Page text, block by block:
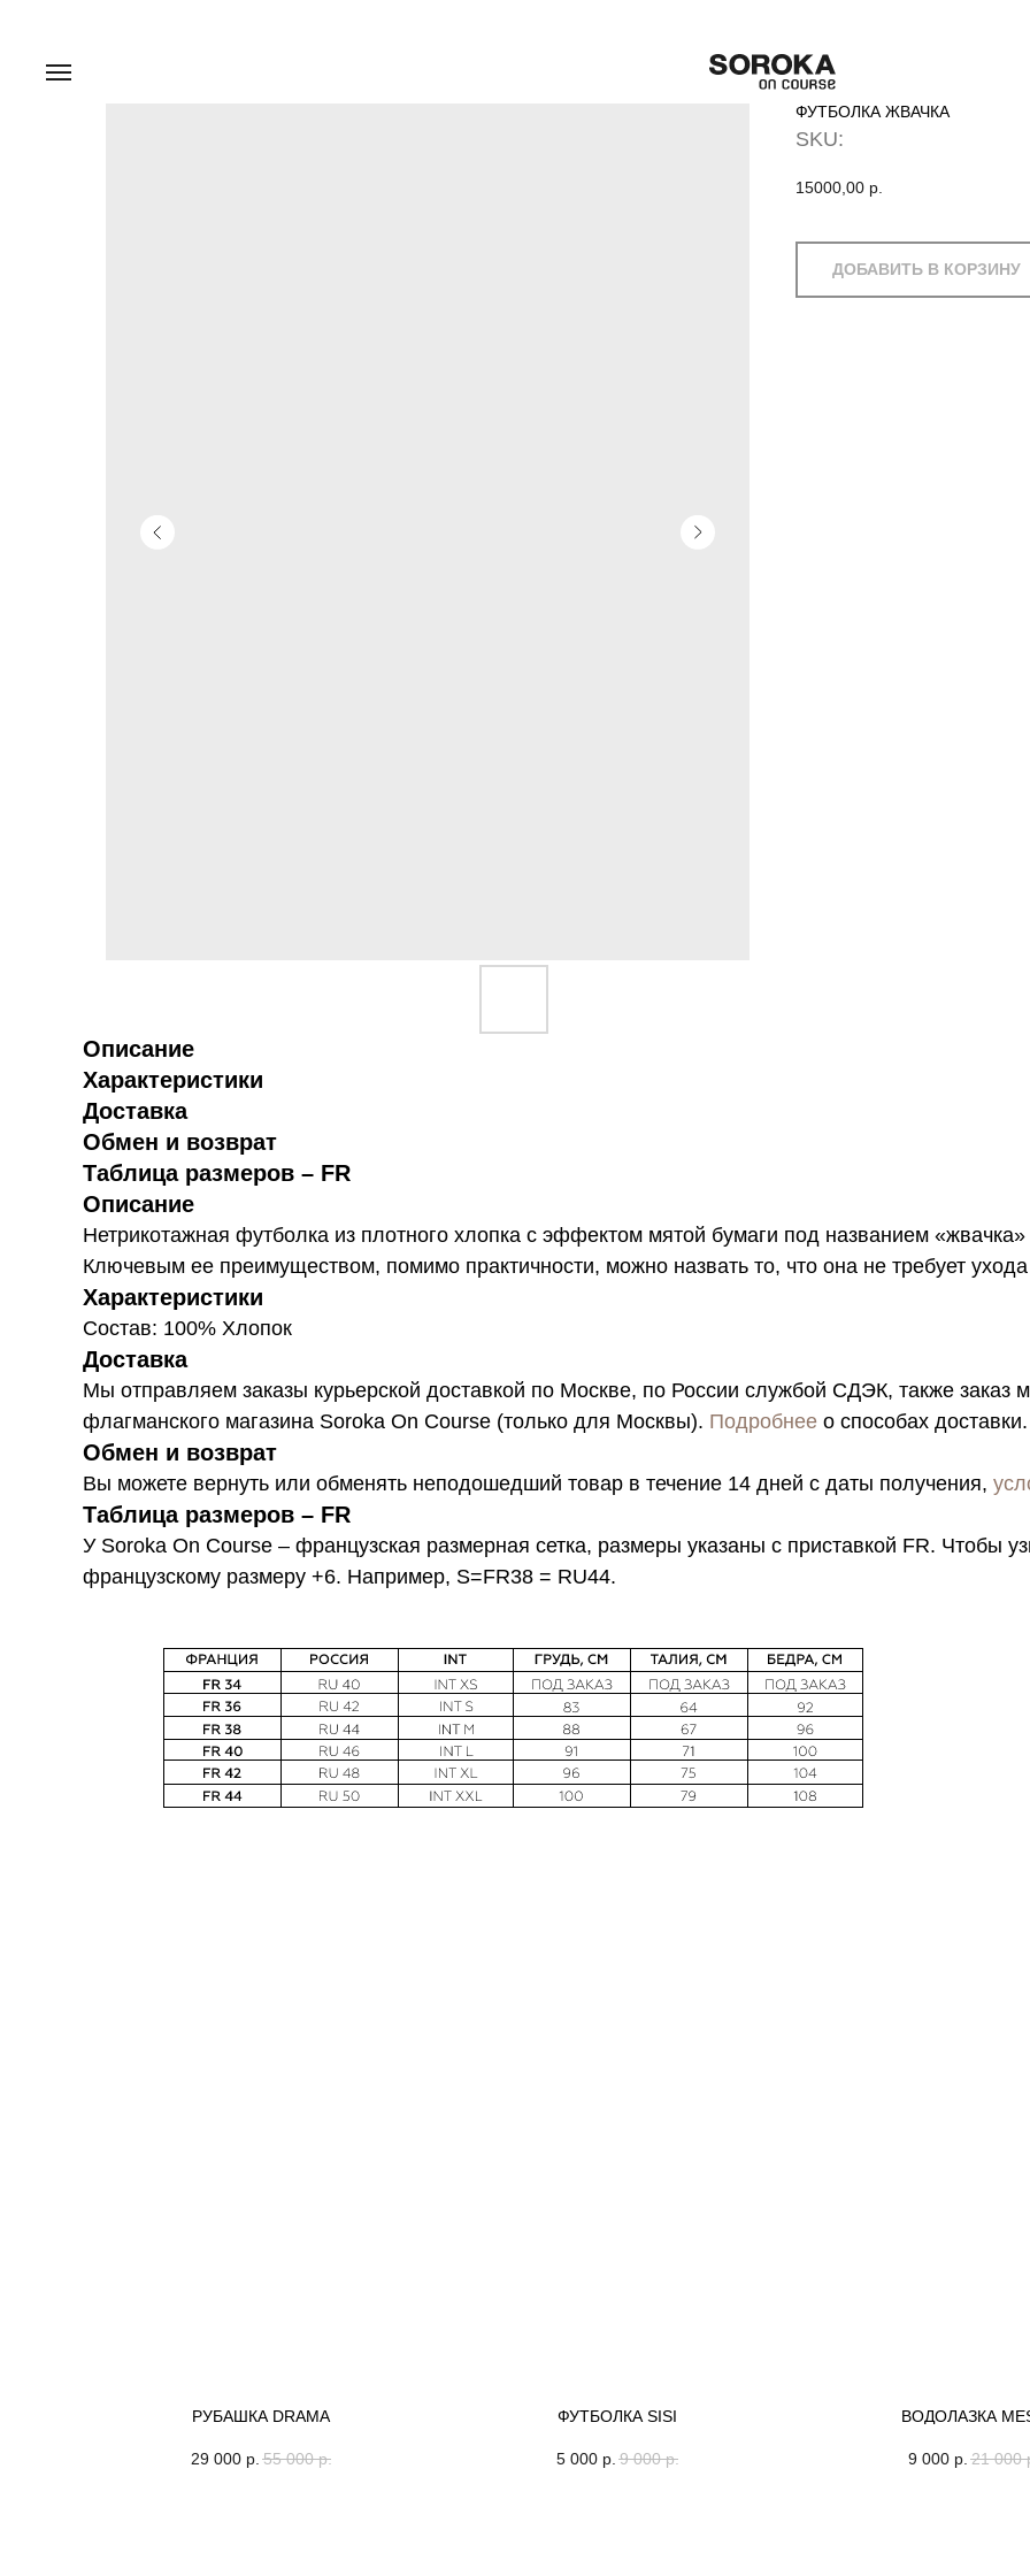
ФУТБОЛКА ЖВАЧКА
SKU:
15000,00 р.
ДОБАВИТЬ В КОРЗИНУ
Описание
Характеристики
Доставка
Обмен и возврат
Таблица размеров – FR
Описание
Нетрикотажная футболка из плотного хлопка с эффектом мятой бумаги под названием
Ключевым ее преимуществом, помимо практичности, можно назвать то, что она не требует
Характеристики
Состав: 100% Хлопок
Доставка
Мы отправляем заказы курьерской доставкой по Москве, по России службой СДЭК, также заказ
флагманского магазина Soroka On Course (только для Москвы). Подробнее о способах доставки.
Обмен и возврат
Вы можете вернуть или обменять неподошедший товар в течение 14 дней с даты получения,
Таблица размеров – FR
У Soroka On Course – французская размерная сетка, размеры указаны с приставкой FR. Чтобы
французскому размеру +6. Например, S=FR38 = RU44.
РУБАШКА DRAMA
29 000 р. 55 000 р.
ФУТБОЛКА SISI
5 000 р. 9 000 р.
ВОДОЛАЗКА
9 000 р. 21 000